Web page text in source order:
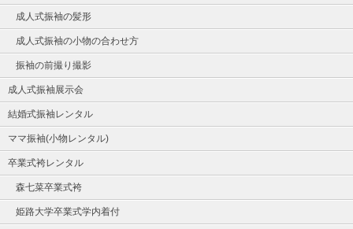
成人式振袖の髪形
成人式振袖の小物の合わせ方
振袖の前撮り撮影
成人式振袖展示会
結婚式振袖レンタル
ママ振袖(小物レンタル)
卒業式袴レンタル
森七菜卒業式袴
姫路大学卒業式学内着付